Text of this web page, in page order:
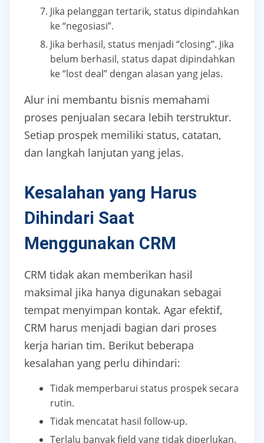
Jika pelanggan tertarik, status dipindahkan
ke “negosiasi”.
Jika berhasil, status menjadi “closing”. Jika
belum berhasil, status dapat dipindahkan
ke “lost deal” dengan alasan yang jelas.
Alur ini membantu bisnis memahami
proses penjualan secara lebih terstruktur.
Setiap prospek memiliki status, catatan,
dan langkah lanjutan yang jelas.
Kesalahan yang Harus
Dihindari Saat
Menggunakan CRM
CRM tidak akan memberikan hasil
maksimal jika hanya digunakan sebagai
tempat menyimpan kontak. Agar efektif,
CRM harus menjadi bagian dari proses
kerja harian tim. Berikut beberapa
kesalahan yang perlu dihindari:
Tidak memperbarui status prospek secara
rutin.
Tidak mencatat hasil follow-up.
Terlalu banyak field yang tidak diperlukan.